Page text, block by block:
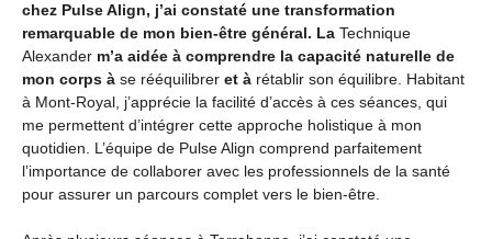
chez Pulse Align, j’ai constaté une transformation
remarquable de mon bien-être général. La Technique
Alexander m’a aidée à comprendre la capacité naturelle de
mon corps à se rééquilibrer et à rétablir son équilibre. Habitant
à Mont-Royal, j’apprécie la facilité d’accès à ces séances, qui
me permettent d’intégrer cette approche holistique à mon
quotidien. L’équipe de Pulse Align comprend parfaitement
l’importance de collaborer avec les professionnels de la santé
pour assurer un parcours complet vers le bien-être.